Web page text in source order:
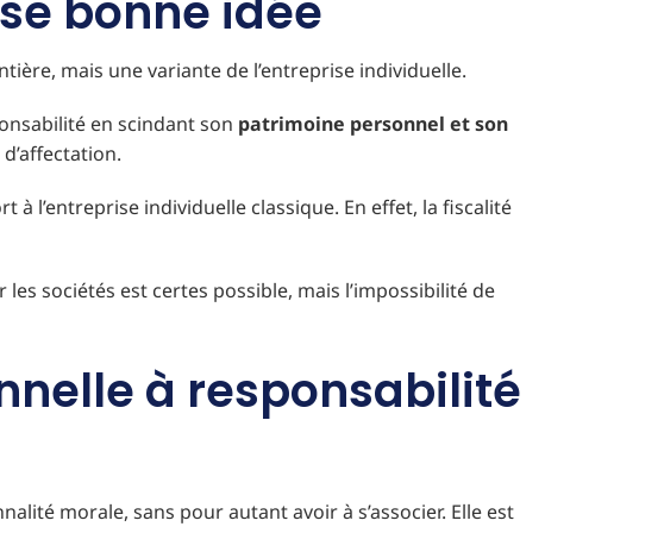
mais une variante de l’entreprise individuelle.
en scindant son patrimoine personnel et son
à l’entreprise individuelle classique. En effet, la fiscalité
sociétés est certes possible, mais l’impossibilité de
à responsabilité
morale, sans pour autant avoir à s’associer. Elle est